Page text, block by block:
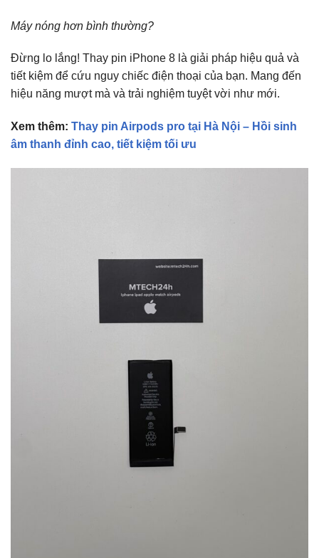
Máy nóng hơn bình thường?
Đừng lo lắng! Thay pin iPhone 8 là giải pháp hiệu quả và
tiết kiệm để cứu nguy chiếc điện thoại của bạn. Mang đến
hiệu năng mượt mà và trải nghiệm tuyệt vời như mới.
Xem thêm: Thay pin Airpods pro tại Hà Nội – Hồi sinh
âm thanh đỉnh cao, tiết kiệm tối ưu